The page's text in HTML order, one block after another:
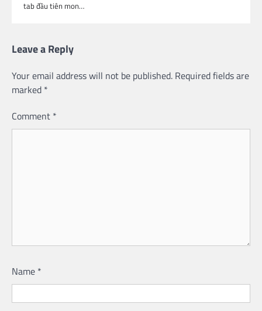
tab đầu tiên mon…
Leave a Reply
Your email address will not be published. Required fields are
marked *
Comment *
Name *